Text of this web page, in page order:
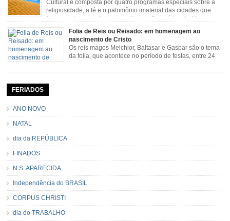
Cultural é composta por quatro programas especiais sobre a
religiosidade, a fé e o patrimônio imaterial das cidades que
fazem parte rota religiosa que liga os Santuários de Nossa
Senhora da Piedade (MG) e Nossa Senhora da Conceição Aparecida (SP)
pela Estrada Real. Quarto episódio […]
Folia de Reis ou Reisado: em homenagem ao
nascimento de Cristo
Os reis magos Melchior, Baltasar e Gaspar são o tema
da folia, que acontece no período de festas, entre 24
de dezembro e 06 de janeiro. Durante a festa, o líder e
seu contramestre lideram a música e o canto do grupo, passando pela
FERIADOS
ANO NOVO
NATAL
dia da REPÚBLICA
FINADOS
N.S. APARECIDA
Independência do BRASIL
CORPUS CHRISTI
dia do TRABALHO